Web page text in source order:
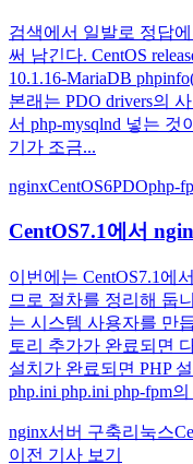
검색에서 일발로 정답
써 남긴다. CentOS
10.1.16-MariaDB
본래는 PDO drivers의
서 php-mysqlnd 넣는
기가 조금...
nginxCentOS6PDOphp-
CentOS7.1에서
이번에는 CentOS7.1에
므로 절차를 정리해 둡
는 시스템 사용자를 만
토리 추가가 완료되면
설치가 완료되면 PHP
php.ini php.ini php-fpm
nginx서버 구축리눅스
이전 기사 보기